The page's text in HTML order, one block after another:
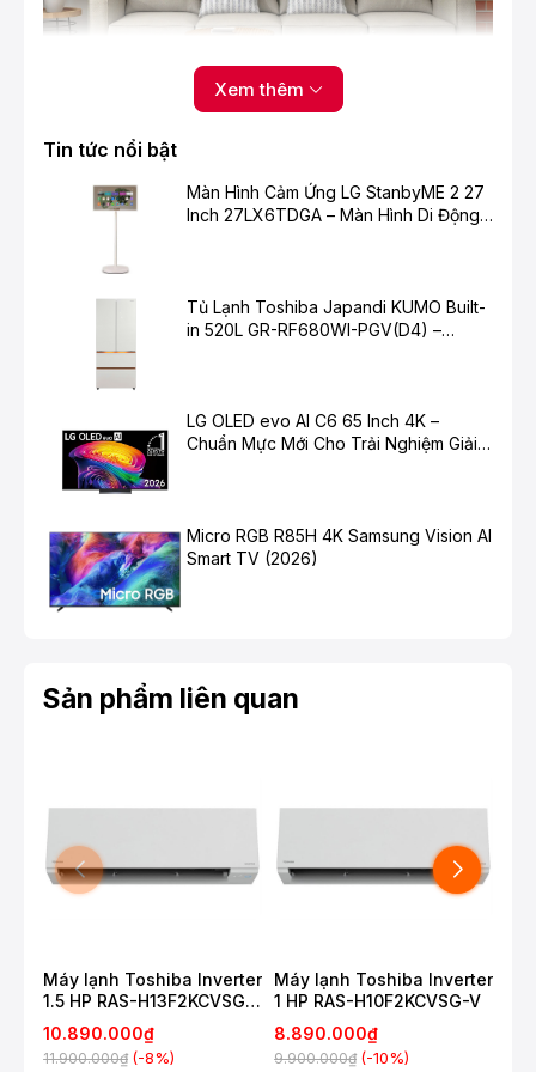
Dàn tản nhiệt máy lạnh Aqua R13PCđược làm bằng
100% đồng nguyên chất cao cấp. giúp hoạt động bền
R13PCgiúp bảo vệ chống ăn mòn do thời tiết. đã được
thử nghiệm thực tế và có giấy chứng nhận.
Xem thêm
Tin tức nổi bật
Màn Hình Cảm Ứng LG StanbyME 2 27
Inch 27LX6TDGA – Màn Hình Di Động
Tủ Lạnh Toshiba Japandi KUMO Built-
in 520L GR-RF680WI-PGV(D4) –
LG OLED evo AI C6 65 Inch 4K –
Chuẩn Mực Mới Cho Trải Nghiệm Giải
Micro RGB R85H 4K Samsung Vision AI
Smart TV (2026)
Sản phẩm liên quan
Máy lạnh Toshiba Inverter
1.5 HP RAS-H13F2KCVSG-
V
10.890.000₫
11.900.000₫ (-8%)
Máy lạnh Toshiba Inverter
1 HP RAS-H10F2KCVSG-V
8.890.000₫
9.900.000₫ (-10%)